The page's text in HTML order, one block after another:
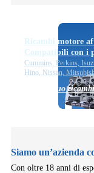
Ricambi motore
Compatibili con i
Cummins, Perkins,
Hino, Nissan,
Trova il tuo
Siamo un’azienda
Con oltre 18 anni di